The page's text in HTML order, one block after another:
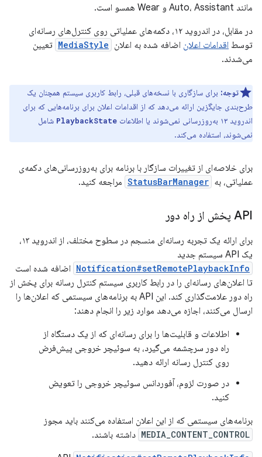
مانند Auto، Assistant و Wear همسو است.
در مقابل، در اندروید ۱۲، دکمه‌های عملیاتی روی کنترل‌های رسانه‌ای
توسط اقدامات اعلان اضافه شده به اعلان MediaStyle تعیین
می‌شدند.
توجه: برای سازگاری با نسخه‌های قبلی، رابط کاربری سیستم همچنان یک
طرح‌بندی جایگزین ارائه می‌دهد که از اقدامات اعلان برای برنامه‌هایی که برای
اندروید ۱۳ به‌روزرسانی نمی‌شوند یا اطلاعات
PlaybackState شامل
نمی‌شوند، استفاده می‌کند.
برای خلاصه‌ای از تغییرات سازگار با برنامه برای به‌روزرسانی‌های دکمه‌ی
عملیاتی، به StatusBarManager مراجعه کنید.
API پخش از راه دور
برای ارائه یک تجربه رسانه‌ای منسجم در سطوح مختلف، از اندروید ۱۳،
یک API سیستم جدید
Notification#setRemotePlaybackInfo اضافه شده است
تا اعلان‌های رسانه‌ای را در رابط کاربری سیستم کنترل رسانه برای پخش از
راه دور علامت‌گذاری کند. این API به برنامه‌های سیستمی که اعلان‌ها را
ارسال می‌کنند، اجازه می‌دهد موارد زیر را انجام دهند:
اطلاعات و قابلیت‌ها را برای رسانه‌ای که از یک دستگاه از
راه دور سرچشمه می‌گیرد، به سوئیچر خروجی پیش‌فرض
روی کنترل رسانه ارائه دهید.
در صورت لزوم، آفوردانس سوئیچر خروجی را تعویض
کنید.
برنامه‌های سیستمی که از این اعلان استفاده می‌کنند باید مجوز
MEDIA_CONTENT_CONTROL داشته باشند.